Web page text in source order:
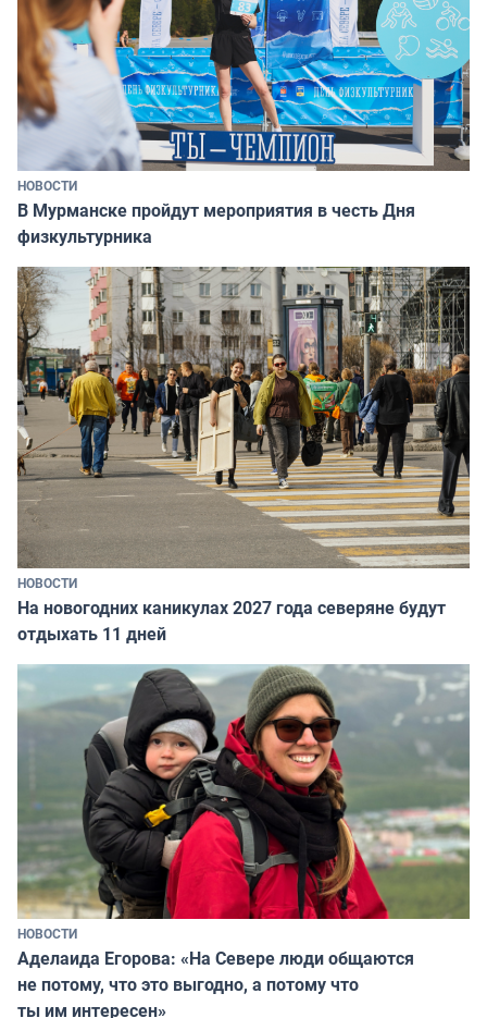
НОВОСТИ
В Мурманске пройдут мероприятия в честь Дня
физкультурника
НОВОСТИ
На новогодних каникулах 2027 года северяне будут
отдыхать 11 дней
НОВОСТИ
Аделаида Егорова: «На Севере люди общаются
не потому, что это выгодно, а потому что
ты им интересен»